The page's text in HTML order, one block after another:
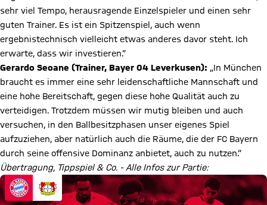
sehr viel Tempo, herausragende Einzelspieler und einen sehr
guten Trainer. Es ist ein Spitzenspiel, auch wenn
ergebnistechnisch vielleicht etwas anderes davor steht. Ich
erwarte, dass wir investieren.“
Gerardo Seoane (Trainer, Bayer 04 Leverkusen): „In München
braucht es immer eine sehr leidenschaftliche Mannschaft und
eine hohe Bereitschaft, gegen diese hohe Qualität auch zu
verteidigen. Trotzdem müssen wir mutig bleiben und auch
versuchen, in den Ballbesitzphasen unser eigenes Spiel
aufzuziehen, aber natürlich auch die Räume, die der FC Bayern
durch seine offensive Dominanz anbietet, auch zu nutzen.“
Übertragung, Tippspiel & Co. - Alle Infos zur Partie: